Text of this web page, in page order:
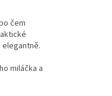
čem
miláčka a